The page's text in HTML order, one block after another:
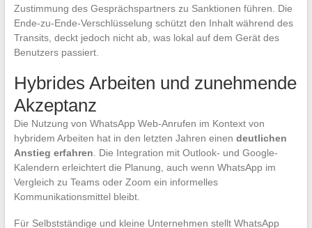
Zustimmung des Gesprächspartners zu Sanktionen führen. Die
Ende-zu-Ende-Verschlüsselung schützt den Inhalt während des
Transits, deckt jedoch nicht ab, was lokal auf dem Gerät des
Benutzers passiert.
Hybrides Arbeiten und zunehmende
Akzeptanz
Die Nutzung von WhatsApp Web-Anrufen im Kontext von
hybridem Arbeiten hat in den letzten Jahren einen deutlichen
Anstieg erfahren . Die Integration mit Outlook- und Google-
Kalendern erleichtert die Planung, auch wenn WhatsApp im
Vergleich zu Teams oder Zoom ein informelles
Kommunikationsmittel bleibt.
Für Selbstständige und kleine Unternehmen stellt WhatsApp